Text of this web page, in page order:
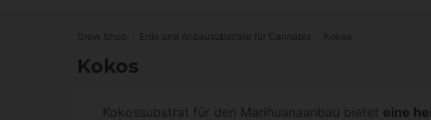
Grow Shop Erde und Anbausubstrate für Cannabis Kokos
Kokos
Kokossubstrat für den Marihuanaanbau bietet eine